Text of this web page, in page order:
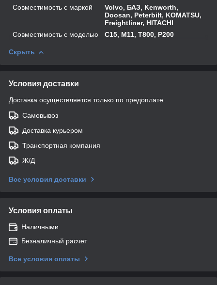
Совместимость с маркой
Volvo, БАЗ, Kenworth,
Doosan, Peterbilt, KOMATSU,
Freightliner, HITACHI
Совместимость с моделью
C15, M11, T800, P200
Скрыть
Условия доставки
Доставка осуществляется только по предоплате.
Самовывоз
Доставка курьером
Транспортная компания
Ж/Д
Все условия доставки
Условия оплаты
Наличными
Безналичный расчет
Все условия оплаты